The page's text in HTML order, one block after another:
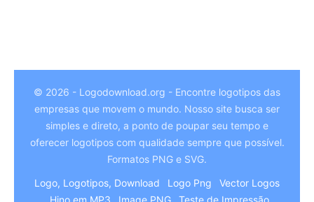
© 2026 - Logodownload.org - Encontre logotipos das
empresas que movem o mundo. Nosso site busca ser
simples e direto, a ponto de poupar seu tempo e
oferecer logotipos com qualidade sempre que possível.
Formatos PNG e SVG.
Logo, Logotipos, Download
Logo Png
Vector Logos
Hino em MP3
Image PNG Teste de Impressão
Italian
Hindi
German